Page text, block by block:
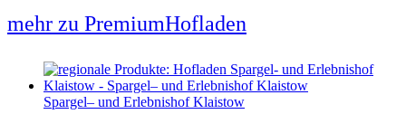
mehr zu PremiumHofladen
Spargel– und Erlebnishof Klaistow